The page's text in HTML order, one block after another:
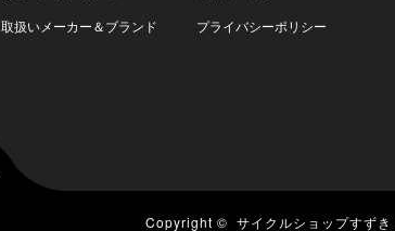
取扱いメーカー＆ブランド プライバシーポリシー
Copyright © サイクルショップすずき